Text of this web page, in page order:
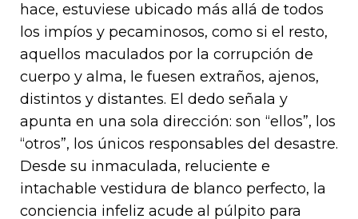
hace, estuviese ubicado más allá de todos
los impíos y pecaminosos, como si el resto,
aquellos maculados por la corrupción de
cuerpo y alma, le fuesen extraños, ajenos,
distintos y distantes. El dedo señala y
apunta en una sola dirección: son “ellos”, los
“otros”, los únicos responsables del desastre.
Desde su inmaculada, reluciente e
intachable vestidura de blanco perfecto, la
conciencia infeliz acude al púlpito para